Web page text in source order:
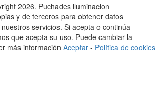
2026. Puchades iluminacion
y de terceros para obtener datos
servicios. Si acepta o continúa
que acepta su uso. Puede cambiar la
más información Aceptar - Política de cookies